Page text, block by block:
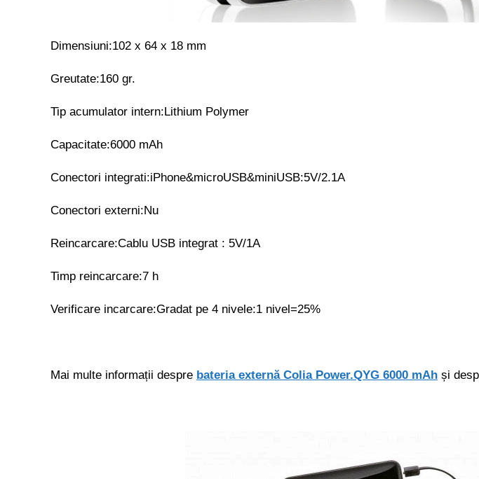
Dimensiuni:102 x 64 x 18 mm
Greutate:160 gr.
Tip acumulator intern:Lithium Polymer
Capacitate:6000 mAh
Conectori integrati:iPhone&microUSB&miniUSB:5V/2.1A
Conectori externi:Nu
Reincarcare:Cablu USB integrat : 5V/1A
Timp reincarcare:7 h
Verificare incarcare:Gradat pe 4 nivele:1 nivel=25%
Mai multe informații despre bateria externă Colia Power.QYG 6000 mAh și